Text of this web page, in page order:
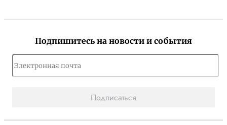
Подпишитесь на новости и события
Подписаться